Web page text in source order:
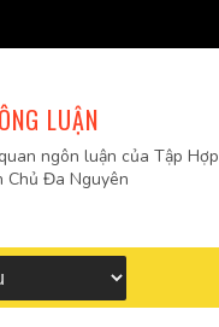
LUẬN
ngôn luận của Tập Hợp
Chủ Đa Nguyên